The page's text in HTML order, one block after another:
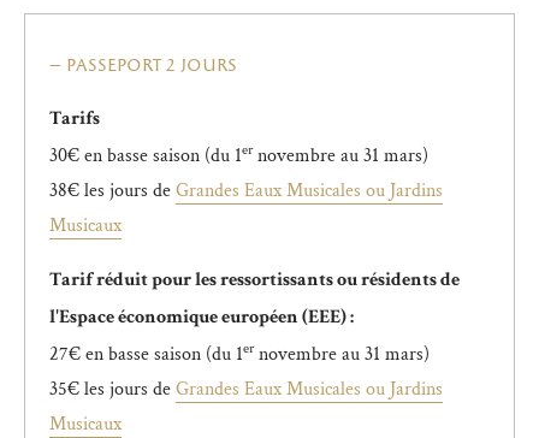
passeport 2 jours
Tarifs
30€ en basse saison (du 1ernovembre au 31 mars)
38€ les jours deGrandes Eaux Musicales ou Jardins
Musicaux
Tarif réduit pour les ressortissants ou résidents de
l'Espace économique européen (EEE) :
27€ en basse saison (du 1ernovembre au 31 mars)
35€ les jours deGrandes Eaux Musicales ou Jardins
Musicaux